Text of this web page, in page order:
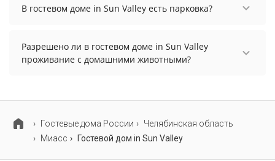
В гостевом доме in Sun Valley есть парковка?
уточните информацию перед бронированием у
менеджера, возможно, услуга оплачивается
Разрешено ли в гостевом доме in Sun Valley
проживание с домашними животными?
Гостевые дома России
Челябинская область
Миасс
Гостевой дом in Sun Valley